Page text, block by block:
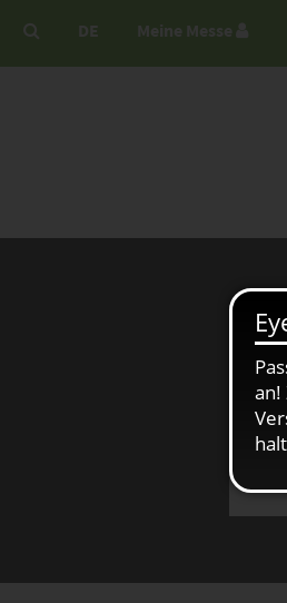
DE Meine Messe